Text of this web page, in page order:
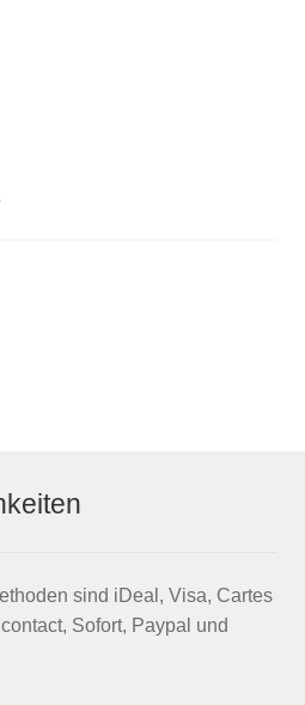
sind iDeal, Visa, Cartes
Sofort, Paypal und